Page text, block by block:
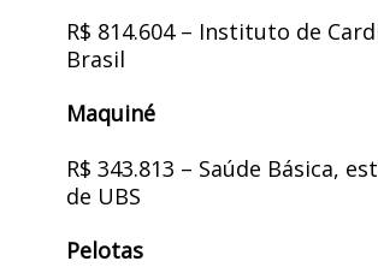
R$ 814.604 – Instituto de
Brasil
Maquiné
R$ 343.813 – Saúde Básica,
de UBS
Pelotas